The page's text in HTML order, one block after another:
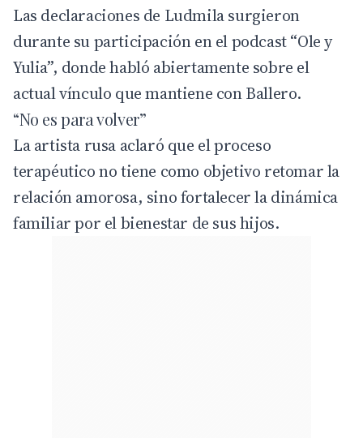
Las declaraciones de Ludmila surgieron
durante su participación en el podcast “Ole y
Yulia”, donde habló abiertamente sobre el
actual vínculo que mantiene con Ballero.
“No es para volver”
La artista rusa aclaró que el proceso
terapéutico no tiene como objetivo retomar la
relación amorosa, sino fortalecer la dinámica
familiar por el bienestar de sus hijos.